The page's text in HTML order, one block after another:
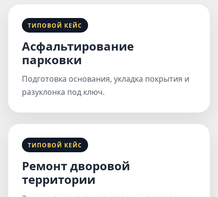
ТИПОВОЙ КЕЙС
Асфальтирование
парковки
Подготовка основания, укладка покрытия и
разуклонка под ключ.
ТИПОВОЙ КЕЙС
Ремонт дворовой
территории